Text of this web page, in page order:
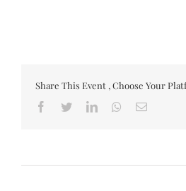
Share This Event , Choose Your
Facebook
TwitterLinkedInWhatsapp
Email